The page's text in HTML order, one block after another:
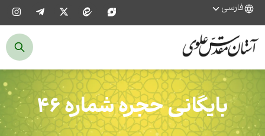
فارسی
بایگانی حجره شماره ۴۶